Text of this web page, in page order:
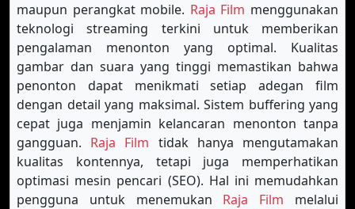
maupun perangkat mobile. Raja Film menggunakan
teknologi streaming terkini untuk memberikan
pengalaman menonton yang optimal. Kualitas
gambar dan suara yang tinggi memastikan bahwa
penonton dapat menikmati setiap adegan film
dengan detail yang maksimal. Sistem buffering yang
cepat juga menjamin kelancaran menonton tanpa
gangguan. Raja Film tidak hanya mengutamakan
kualitas kontennya, tetapi juga memperhatikan
optimasi mesin pencari (SEO). Hal ini memudahkan
pengguna untuk menemukan Raja Film melalui